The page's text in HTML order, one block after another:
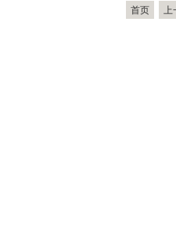
首页 上